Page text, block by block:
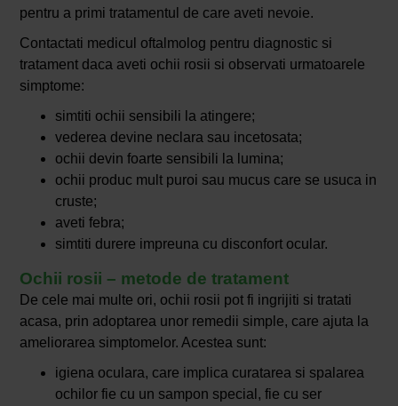
pentru a primi tratamentul de care aveti nevoie.
Contactati medicul oftalmolog pentru diagnostic si
tratament daca aveti ochii rosii si observati urmatoarele
simptome:
simtiti ochii sensibili la atingere;
vederea devine neclara sau incetosata;
ochii devin foarte sensibili la lumina;
ochii produc mult puroi sau mucus care se usuca in
cruste;
aveti febra;
simtiti durere impreuna cu disconfort ocular.
Ochii rosii – metode de tratament
De cele mai multe ori, ochii rosii pot fi ingrijiti si tratati
acasa, prin adoptarea unor remedii simple, care ajuta la
ameliorarea simptomelor. Acestea sunt:
igiena oculara, care implica curatarea si spalarea
ochilor fie cu un sampon special, fie cu ser